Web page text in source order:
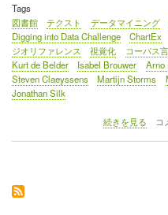
Tags
図書館
テクスト データマイニング
Digging into Data Challenge
ChartEx
ジオリファレンス
視覚化 コーパス
Kurt de Belder
Isabel Brouwer Arno
Steven Claeyssens
Martijn Storms
Jonathan Silk
イ
続きを見る コ